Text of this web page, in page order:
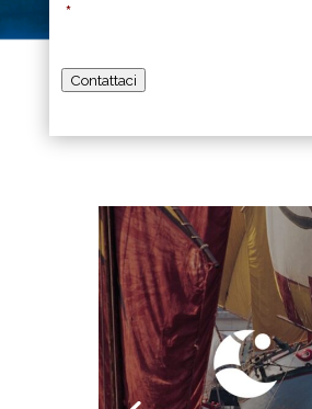
*
Contattaci